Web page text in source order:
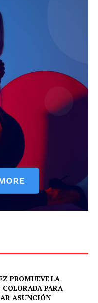
PROMUEVE LA
COLORADA PARA
ASUNCIÓN